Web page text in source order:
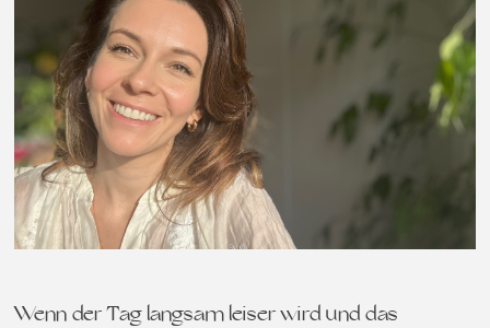
Wenn der Tag langsam leiser wird und das